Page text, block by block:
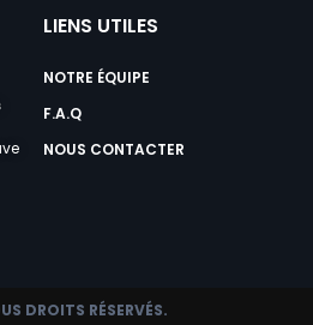
LIENS UTILES
NOTRE ÉQUIPE
F.A.Q
NOUS CONTACTER
DROITS RÉSERVÉS.